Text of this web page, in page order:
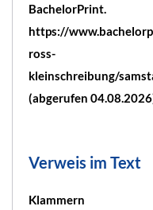
BachelorPrint.
https://
ross-
kleinschreibung/
(abgerufen
Verweis im Text
Klammern